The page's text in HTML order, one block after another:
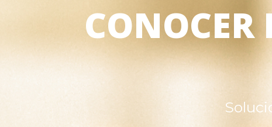
CONOCER